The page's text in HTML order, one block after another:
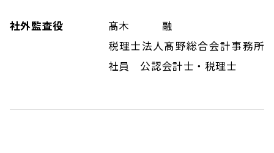
社外監査役
髙木 融
税理士法人髙野総合会計事務所
社員 公認会計士・税理士